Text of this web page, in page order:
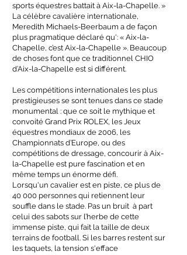
sports équestres battait à Aix-la-Chapelle. »
La célèbre cavalière internationale,
Meredith Michaels-Beerbaum a de façon
plus pragmatique déclaré qu': « Aix-la-
Chapelle, c’est Aix-la-Chapelle ». Beaucoup
de choses font que ce traditionnel CHIO
d’Aix-la-Chapelle est si différent.
Les compétitions internationales les plus
prestigieuses se sont tenues dans ce stade
monumental : que ce soit le mythique et
convoité Grand Prix ROLEX, les Jeux
équestres mondiaux de 2006, les
Championnats d’Europe, ou des
compétitions de dressage, concourir à Aix-
la-Chapelle est pure fascination et en
même temps un énorme défi.
Lorsqu'un cavalier est en piste, ce plus de
40 000 personnes qui retiennent leur
souffle dans le stade. Pas un bruit à part
celui des sabots sur l’herbe de cette
immense piste, qui fait la taille de deux
terrains de football. Si les barres restent sur
les taquets, la tension s'efface